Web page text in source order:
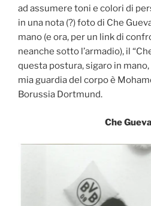
ad assumere toni e colori di
in una nota (?) foto di Che
mano (e ora, per un link di
neanche sotto l’armadio), il
questa postura, sigaro in
mia guardia del corpo è
Borussia Dortmund.
Che